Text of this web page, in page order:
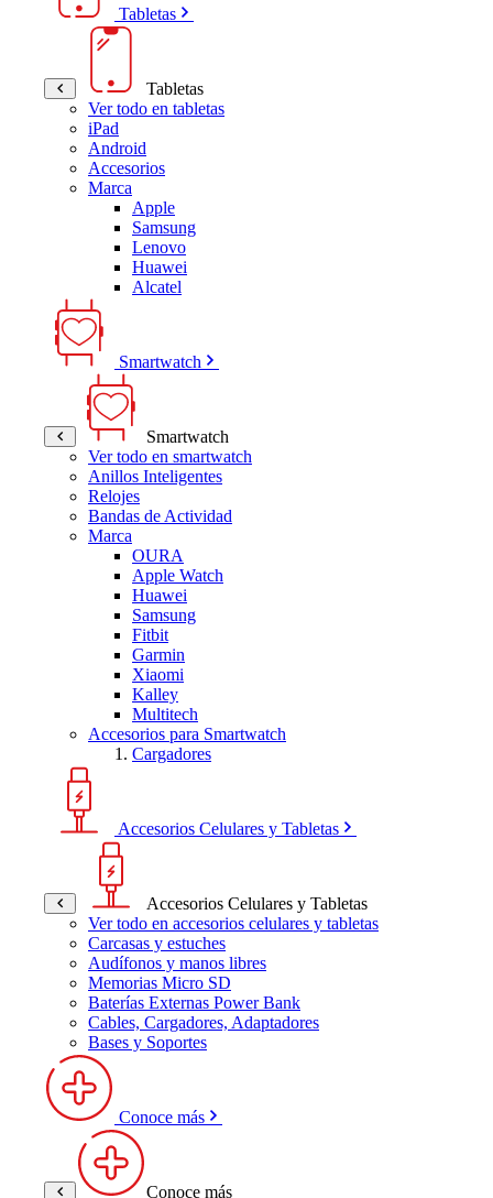
Tabletas
Tabletas
Ver todo en tabletas
iPad
Android
Accesorios
Marca
Apple
Samsung
Lenovo
Huawei
Alcatel
Smartwatch
Smartwatch
Ver todo en smartwatch
Anillos Inteligentes
Relojes
Bandas de Actividad
Marca
OURA
Apple Watch
Huawei
Samsung
Fitbit
Garmin
Xiaomi
Kalley
Multitech
Accesorios para Smartwatch
Cargadores
Accesorios Celulares y Tabletas
Accesorios Celulares y Tabletas
Ver todo en accesorios celulares y tabletas
Carcasas y estuches
Audífonos y manos libres
Memorias Micro SD
Baterías Externas Power Bank
Cables, Cargadores, Adaptadores
Bases y Soportes
Conoce más
Conoce más